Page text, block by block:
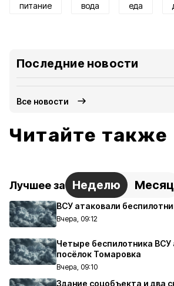
питание вода еда
Последние новости
Все новости
Читайте также
Лучшее за Неделю Месяц
ВСУ атаковали
Вчера, 09:12
Четыре беспилотника ВСУ
посёлок Томаровка
Вчера, 09:10
Здание соцобъекта и два